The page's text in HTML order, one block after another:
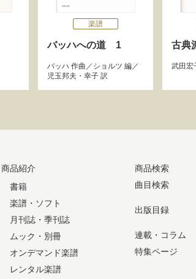
楽譜
バッハへの道 1
バッハ 作曲／ ショルツ 編／
児玉邦夫・幸子 訳
古典
武田宏
商品紹介
書籍
楽譜・ソフト
月刊誌・季刊誌
ムック・別冊
オンデマンド楽譜
レンタル楽譜
商品検索
曲目検索
出版目録
連載・コラム
特集ページ